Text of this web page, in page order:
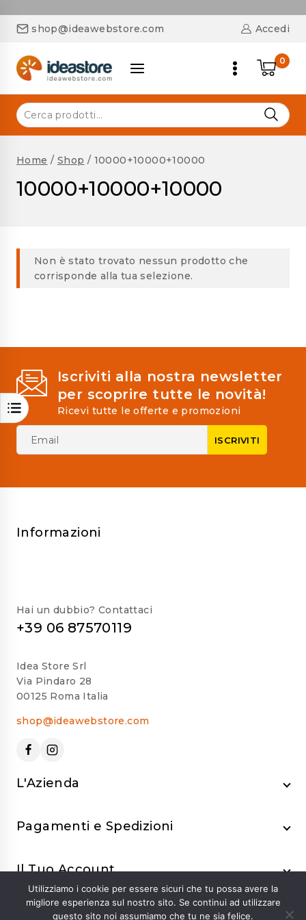
shop@ideawebstore.com Accedi
0
Home / Shop / 10000+10000+10000
10000+10000+10000
Non è stato trovato nessun prodotto che
corrisponde alla tua selezione.
Iscriviti alla nostra newsletter
per scoprire tutte le novità!
Ricevi tutte le offerte e promozioni
Informazioni
Hai un dubbio? Contattaci
+39 06 87570119
Idea Store Srl
Via Pindaro 28
00125 Roma Italia
shop@ideawebstore.com
L'Azienda
Pagamenti e Spedizioni
Il Tuo Account
Utilizziamo i cookie per essere sicuri che tu possa avere la
migliore esperienza sul nostro sito. Se continui ad utilizzare
questo sito noi assumiamo che tu ne sia felice.